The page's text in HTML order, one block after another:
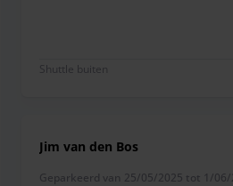
Shuttle buiten
Jim van den Bos
Geparkeerd van 25/05/2025 tot 1/06/